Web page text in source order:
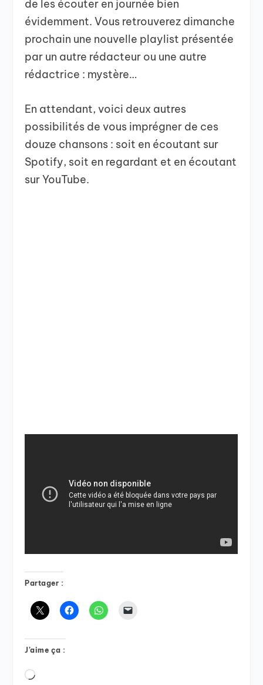
de les écouter en journée bien
évidemment. Vous retrouverez dimanche
prochain une nouvelle playlist présentée
par un autre rédacteur ou une autre
rédactrice : mystère…
En attendant, voici deux autres
possibilités de vous imprégner de ces
douze chansons : soit en écoutant sur
Spotify, soit en regardant et en écoutant
sur YouTube.
Partager :
J’aime ça :
Chargement…